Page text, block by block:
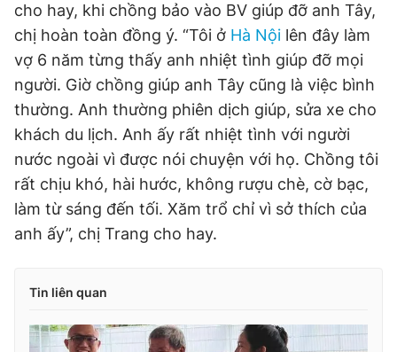
cho hay, khi chồng bảo vào BV giúp đỡ anh Tây,
chị hoàn toàn đồng ý. “Tôi ở Hà Nội lên đây làm
vợ 6 năm từng thấy anh nhiệt tình giúp đỡ mọi
người. Giờ chồng giúp anh Tây cũng là việc bình
thường. Anh thường phiên dịch giúp, sửa xe cho
khách du lịch. Anh ấy rất nhiệt tình với người
nước ngoài vì được nói chuyện với họ. Chồng tôi
rất chịu khó, hài hước, không rượu chè, cờ bạc,
làm từ sáng đến tối. Xăm trổ chỉ vì sở thích của
anh ấy”, chị Trang cho hay.
Tin liên quan